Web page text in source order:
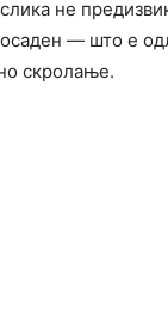
не
— што е
скролање.